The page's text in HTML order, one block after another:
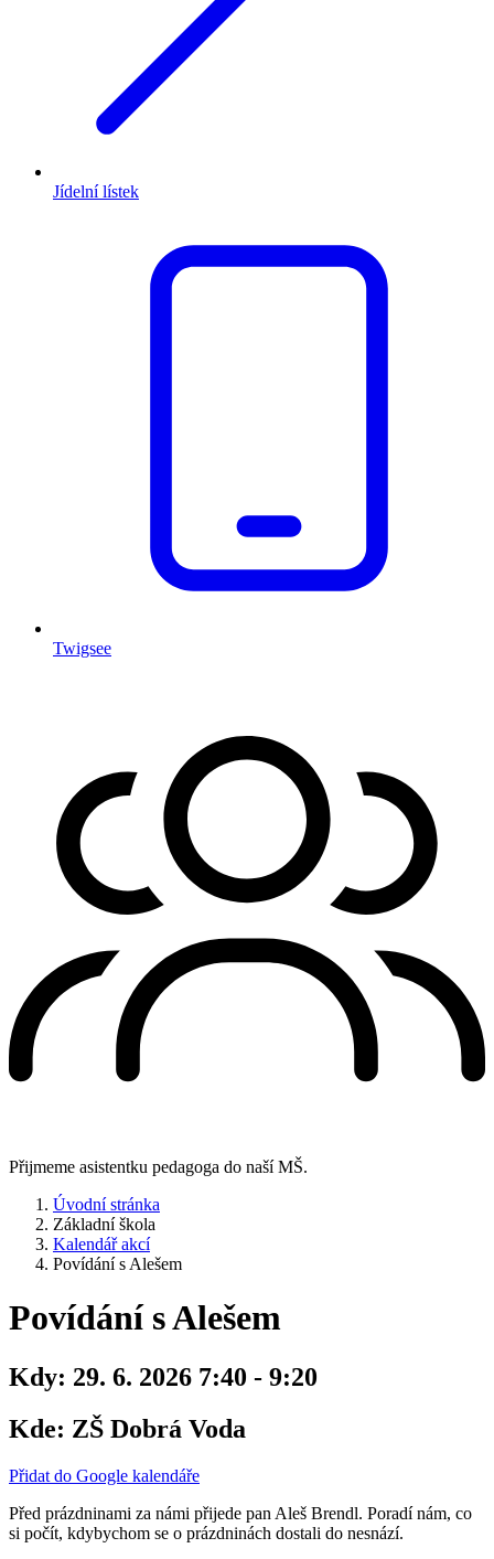
Jídelní lístek
Twigsee
Přijmeme asistentku pedagoga do naší MŠ.
Úvodní stránka
Základní škola
Kalendář akcí
Povídání s Alešem
Povídání s Alešem
Kdy: 29. 6. 2026 7:40 - 9:20
Kde: ZŠ Dobrá Voda
Přidat do Google kalendáře
Před prázdninami za námi přijede pan Aleš Brendl. Poradí nám, co
si počít, kdybychom se o prázdninách dostali do nesnází.